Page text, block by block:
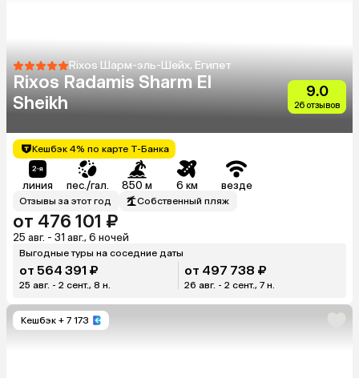
Rixos Шарм-эль-Шейх, Египет
Rixos Radamis Sharm El
Sheikh
9.0
26 отзывов
Кешбэк 4% по карте Т-Банка
линия пес./гал. 850 м 6 км везде
Отзывы за этот год Собственный пляж
от 476 101 ₽
25 авг. - 31 авг., 6 ночей
Выгодные туры на соседние даты
от 564 391 ₽
25 авг. - 2 сент., 8 н.
от 497 738 ₽
26 авг. - 2 сент., 7 н.
Кешбэк + 7 173